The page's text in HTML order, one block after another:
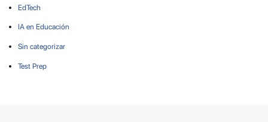
EdTech
IA en Educación
Sin categorizar
Test Prep